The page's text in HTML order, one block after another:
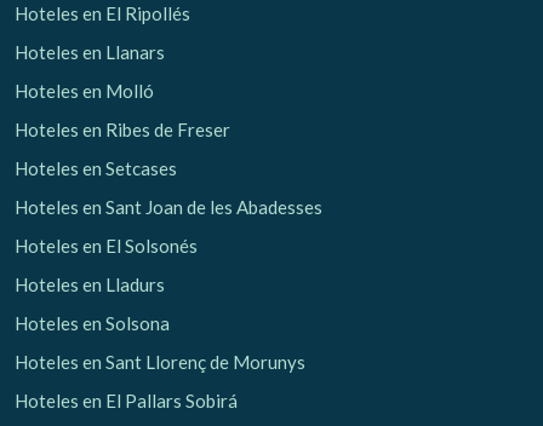
Hoteles en El Ripollés
Hoteles en Llanars
Hoteles en Molló
Hoteles en Ribes de Freser
Hoteles en Setcases
Hoteles en Sant Joan de les Abadesses
Hoteles en El Solsonés
Hoteles en Lladurs
Hoteles en Solsona
Hoteles en Sant Llorenç de Morunys
Hoteles en El Pallars Sobirá